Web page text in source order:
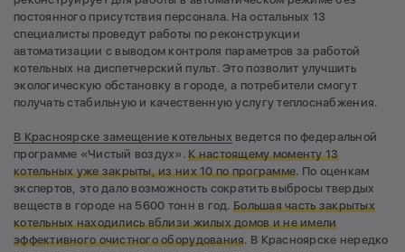
постоянного присутствия персонала. На остальных 13
специалисты проведут работы по реконструкции
автоматизации с выводом контроля параметров за работой
котельных на диспетчерский пульт. Это позволит улучшить
экологическую обстановку в городе, а потребители смогут
получать стабильную и качественную услугу теплоснабжения.
В Красноярске замещение котельных ведется по федеральной
программе «Чистый воздух».К настоящему моменту 13
котельных уже закрыты, из них 10 по программе. По оценкам
экспертов, это дало возможность сократить выбросы твердых
веществ в городе на 5600 тонн в год. Большая часть закрытых
котельных находились вблизи жилых домов и не имели
эффективного очистного оборудования. В Красноярске нередко